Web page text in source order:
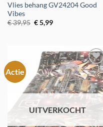
Vlies behang GV24204 Good
Vibes
€39,95 Oorspronkelijke
prijs
€5,99Huidige
Actie
Toevoegen
aan
verlanglijst
UITVERKOCHT